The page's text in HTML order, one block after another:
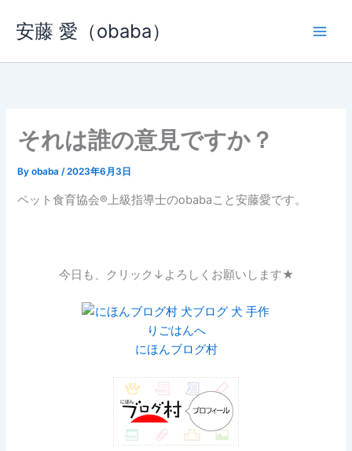
ス
安藤 愛（obaba）
それは誰の意見ですか？
Byobaba/2023年6月3日
ペット食育協会®︎上級指導士のobabaこと安藤愛です。
今日も、クリック↓よろしくお願いします★
にほんブログ村